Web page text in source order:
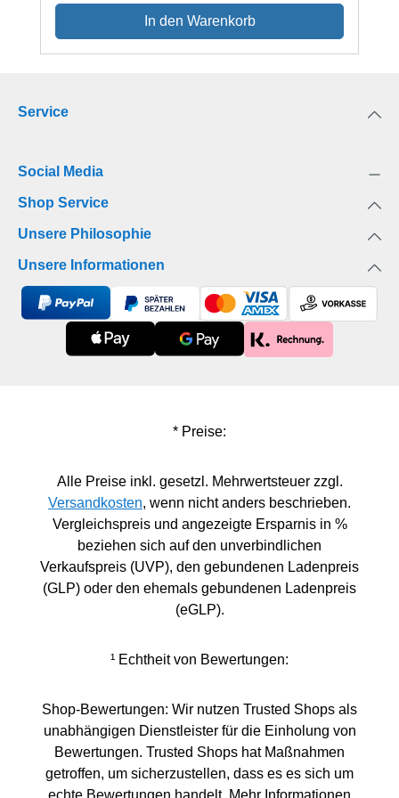
ihn seit über einem Jahr zu fassen. Doch Emil
Winge wird von den Gespenstern seiner
während sich das Inferno unaufhaltsam anbahnt
In den Warenkorb
Service
Social Media
Shop Service
Unsere Philosophie
Unsere Informationen
* Preise:
Alle Preise inkl. gesetzl. Mehrwertsteuer zzgl.
Versandkosten, wenn nicht anders beschrieben.
Vergleichspreis und angezeigte Ersparnis in %
beziehen sich auf den unverbindlichen
Verkaufspreis (UVP), den gebundenen Ladenpreis
(GLP) oder den ehemals gebundenen Ladenpreis
(eGLP).
¹ Echtheit von Bewertungen:
Shop-Bewertungen: Wir nutzen Trusted Shops als
unabhängigen Dienstleister für die Einholung von
Bewertungen. Trusted Shops hat Maßnahmen
getroffen, um sicherzustellen, dass es es sich um
echte Bewertungen handelt. Mehr Informationen